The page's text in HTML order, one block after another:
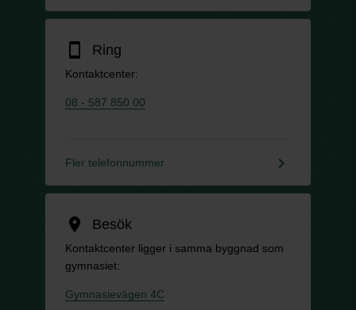
smartphone Ring
Kontaktcenter:
08 - 587 850 00
Fler telefonnummer keyboard_arrow_right
location_on Besök
Kontaktcenter ligger i samma byggnad som
gymnasiet:
Gymnasievägen 4C